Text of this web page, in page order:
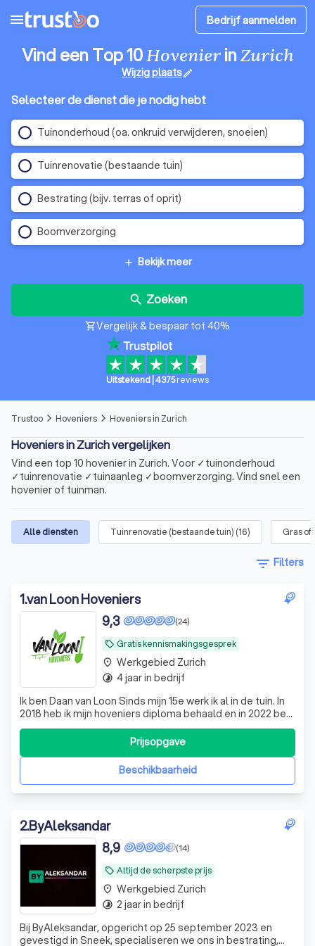
menu Bedrijf aanmelden
Vind een Top 10HovenierinZurich
Wijzig plaatsedit
Selecteer de dienst die je nodig hebt
Tuinonderhoud (oa. onkruid verwijderen, snoeien)
Tuinrenovatie (bestaande tuin)
Bestrating (bijv. terras of oprit)
Boomverzorging
add Bekijk meer
search Zoeken
shopping_cartVergelijk & bespaar tot 40%
Uitstekend 4375reviews
Trustoo arrow_forward_ios Hoveniers arrow_forward_ios Hoveniers in Zurich
Hoveniers in Zurich vergelijken
Vind een top 10 hovenier in Zurich. Voor ✓tuinonderhoud
✓tuinrenovatie ✓tuinaanleg ✓boomverzorging. Vind snel een
hovenier of tuinman.
Alle diensten Tuinrenovatie (bestaande tuin) (16) Gras
filter_list Filters
1.van Loon Hoveniers
local_offer Gratis kennismakingsgesprek
(24)
9,3
Ik ben Daan van Loon Sinds mijn 15e werk ik al in de tuin. In
2018 heb ik mijn hoveniers diploma behaald en in 2022 ben
ik voor mijzelf begonnen. Ik doe alle werkzaamheden in de
tuin, van straten tot snoeien. Mocht uw klus toch buiten
mijn kunnen liggen, neem ik het niet aan. Tevreden klanten
en goe
Beschikbaarheid
Prijsopgave
place Werkgebied Zurich
timelapse 4 jaar in bedrijf
2.ByAleksandar
local_offer Altijd de scherpste prijs
(14)
8,9
Bij ByAleksandar, opgericht op 25 september 2023 en
gevestigd in Sneek, specialiseren we ons in bestrating,
place Werkgebied Zurich
timelapse 2 jaar in bedrijf